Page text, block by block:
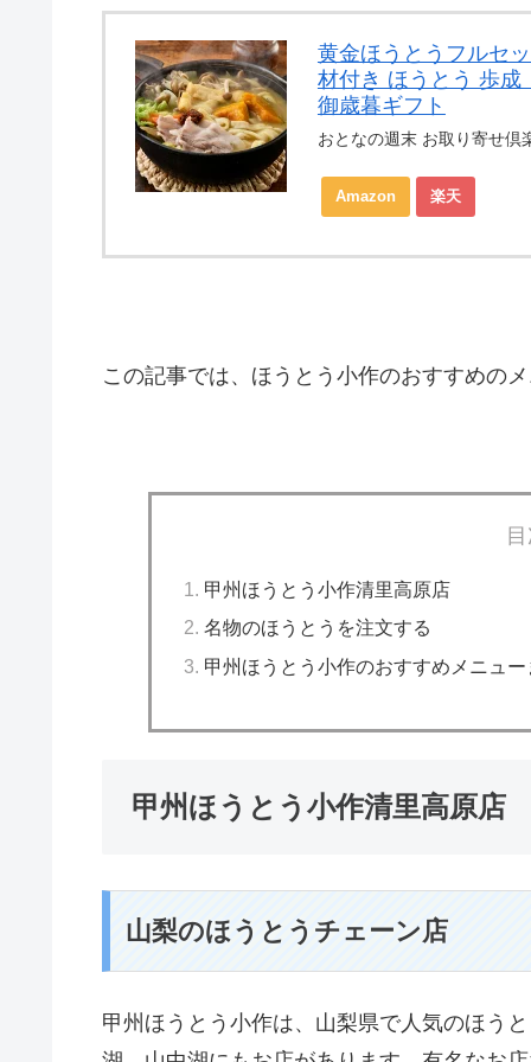
黄金ほうとうフルセ
材付き ほうとう 歩成
御歳暮ギフト
おとなの週末 お取り寄せ倶
Amazon 楽天
この記事では、ほうとう小作のおすすめの
甲州ほうとう小作清里高原店
名物のほうとうを注文する
甲州ほうとう小作のおすすめメニュ
甲州ほうとう小作清里高原店
山梨のほうとうチェーン店
甲州ほうとう小作は、山梨県で人気のほう